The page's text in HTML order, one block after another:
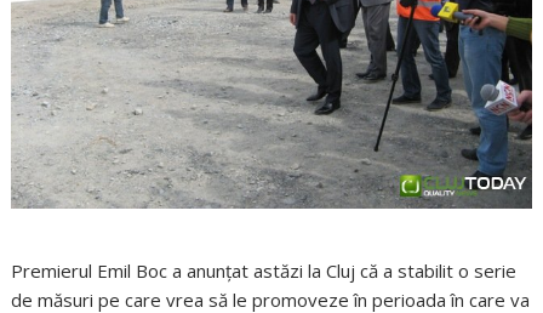
Premierul Emil Boc a anunţat astăzi la Cluj că a stabilit o serie
de măsuri pe care vrea să le promoveze în perioada în care va